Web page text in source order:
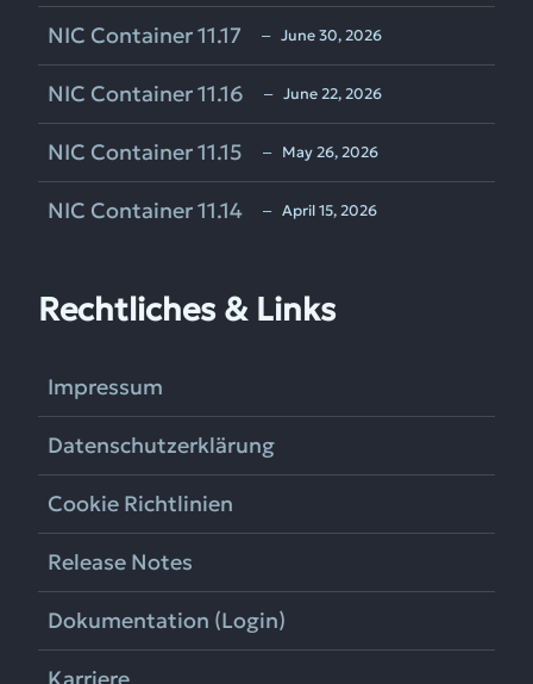
NIC Container 11.17 ‒ June 30, 2026
NIC Container 11.16 ‒ June 22, 2026
NIC Container 11.15 ‒ May 26, 2026
NIC Container 11.14 ‒ April 15, 2026
Rechtliches & Links
Impressum
Datenschutzerklärung
Cookie Richtlinien
Release Notes
Dokumentation (Login)
Karriere